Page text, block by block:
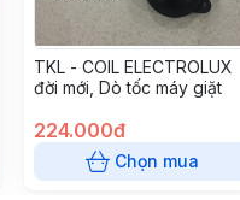
TKL - COIL ELECTROLUX
đời mới, Dò tốc máy giặt
224.000đ
Chọn mua